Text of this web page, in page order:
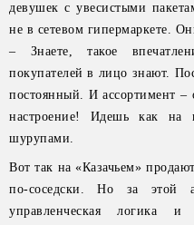
девушек с увесистыми
не в сетевом гипермаркете.
– Знаете, такое
покупателей в лицо знают.
постоянный. И ассортимент –
настроение! Идешь как на
шурупами.
Вот так на «Казачьем»
по-соседски. Но за этой
управленческая